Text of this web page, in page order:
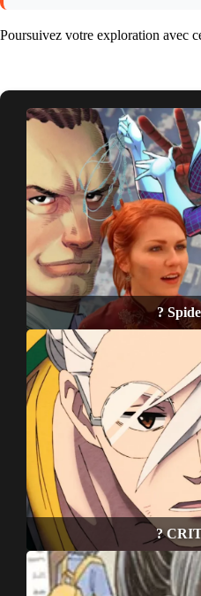
Poursuivez votre exploration avec
?
?